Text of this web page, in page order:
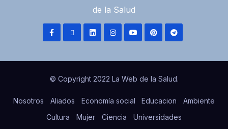
de la Salud
© Copyright 2022 La Web de la Salud.
Nosotros Aliados Economía social Educacion
Ambiente
Cultura
Mujer Ciencia Universidades